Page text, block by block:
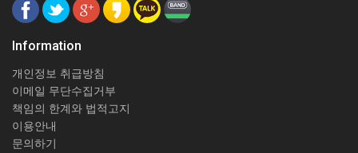
Information
개인정보 취급방침
이메일 무단수집거부
책임의 한계와 법적고지
이용안내
문의하기